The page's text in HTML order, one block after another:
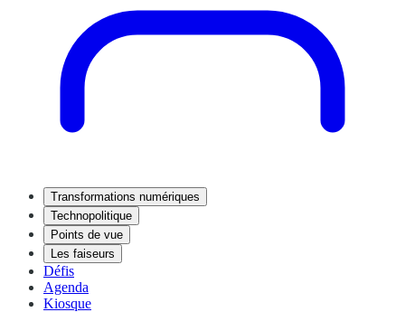
Transformations numériques
Technopolitique
Points de vue
Les faiseurs
Défis
Agenda
Kiosque